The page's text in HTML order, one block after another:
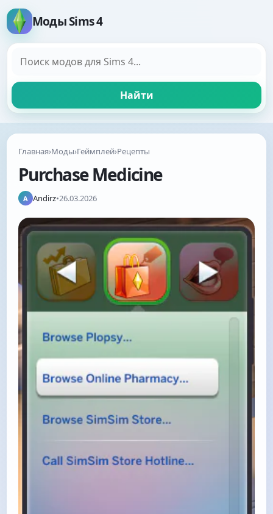
Моды Sims 4
Найти
Главная›Моды›Геймплей›Рецепты
Purchase Medicine
A Andirz•26.03.2026